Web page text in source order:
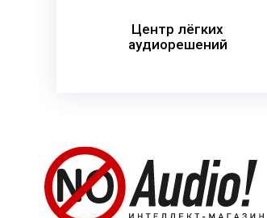
Центр лёгких
аудиорешений